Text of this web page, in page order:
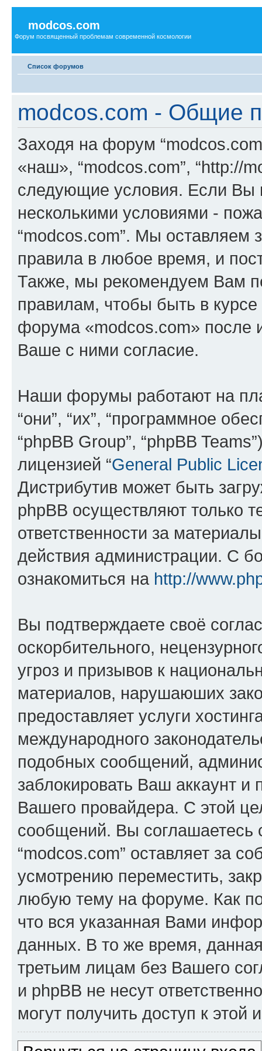
modcos.com
Форум посвященный проблемам современной космологии
Список форумов
modcos.com - Общие
Заходя на форум
«наш», “modcos.com”, “http://
следующие условия. Если Вы
несколькими условиями -
“modcos.com”. Мы оставляем
правила в любое время, и
Также, мы рекомендуем Вам
правилам, чтобы быть в
форума «modcos.com» после
Ваше с ними согласие.
Наши форумы работают на
“они”, “их”, “программное
“phpBB Group”, “phpBB
лицензией “General Public
Дистрибутив может быть
phpBB осуществляют только
ответственности за
действия администрации. С
ознакомиться на http://
Вы подтверждаете своё
оскорбительного,
угроз и призывов к
материалов, нарушаюших
предоставляет услуги
международного
подобных сообщений,
заблокировать Ваш аккаунт и
Вашего провайдера. С этой
сообщений. Вы соглашаетесь
“modcos.com” оставляет за
усмотрению переместить,
любую тему на форуме. Как
что вся указанная Вами
данных. В то же время,
третьим лицам без Вашего
и phpBB не несут
могут получить доступ к